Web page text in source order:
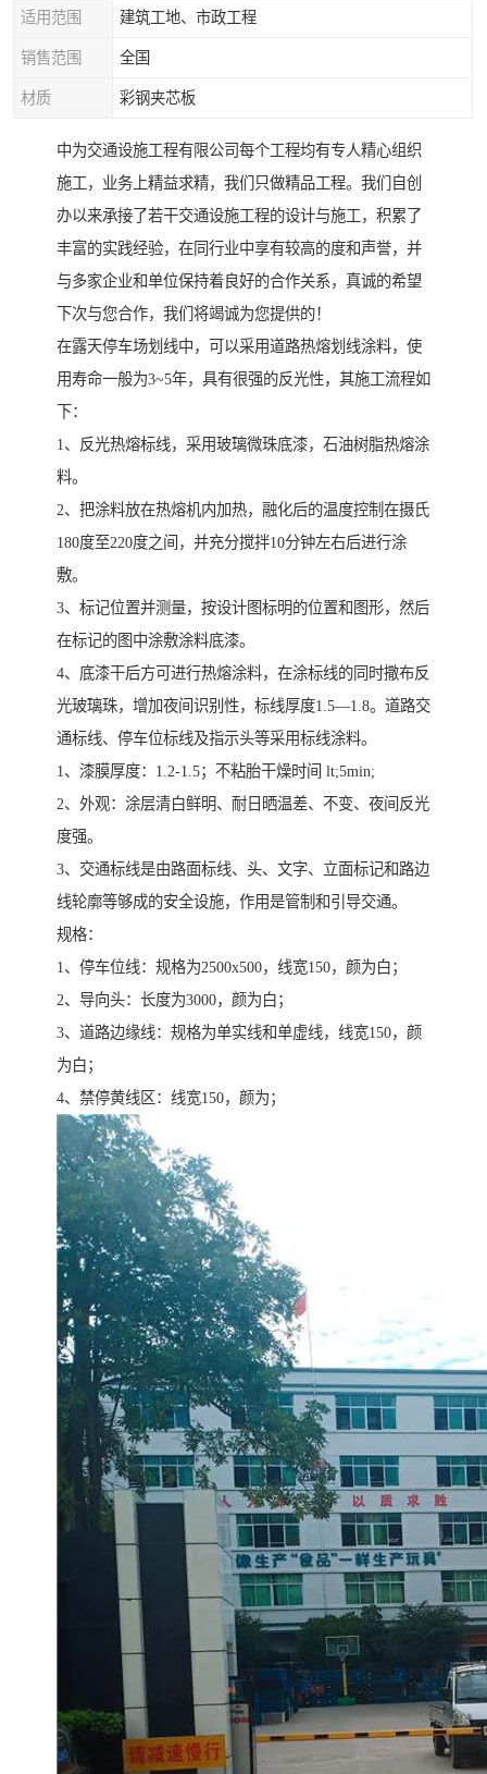
适用范围 建筑工地、市政工程
销售范围 全国
材质 彩钢夹芯板
中为交通设施工程有限公司每个工程均有专人精心组织
施工，业务上精益求精，我们只做精品工程。我们自创
办以来承接了若干交通设施工程的设计与施工，积累了
丰富的实践经验，在同行业中享有较高的度和声誉，并
与多家企业和单位保持着良好的合作关系，真诚的希望
下次与您合作，我们将竭诚为您提供的！
在露天停车场划线中，可以采用道路热熔划线涂料，使
用寿命一般为3~5年，具有很强的反光性，其施工流程如
下：
1、反光热熔标线，采用玻璃微珠底漆，石油树脂热熔涂
料。
2、把涂料放在热熔机内加热，融化后的温度控制在摄氏
180度至220度之间，并充分搅拌10分钟左右后进行涂
敷。
3、标记位置并测量，按设计图标明的位置和图形，然后
在标记的图中涂敷涂料底漆。
4、底漆干后方可进行热熔涂料，在涂标线的同时撒布反
光玻璃珠，增加夜间识别性，标线厚度1.5—1.8。道路交
通标线、停车位标线及指示头等采用标线涂料。
1、漆膜厚度：1.2-1.5；不粘胎干燥时间 lt;5min;
2、外观：涂层清白鲜明、耐日晒温差、不变、夜间反光
度强。
3、交通标线是由路面标线、头、文字、立面标记和路边
线轮廓等够成的安全设施，作用是管制和引导交通。
规格：
1、停车位线：规格为2500x500，线宽150，颜为白；
2、导向头：长度为3000，颜为白；
3、道路边缘线：规格为单实线和单虚线，线宽150，颜
为白；
4、禁停黄线区：线宽150，颜为；